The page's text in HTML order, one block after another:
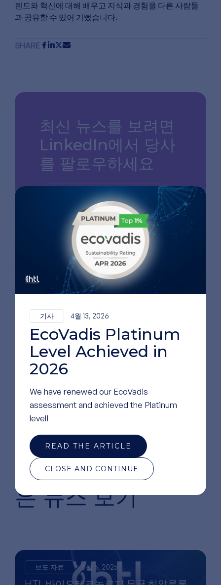
기사 4월 13, 2026
EcoVadis Platinum
Level Achieved in
2026
We have renewed our EcoVadis
assessment and achieved the Platinum
level!
READ THE ARTICLE
CLOSE AND CONTINUE
렌드와 혁신에 대해 배우고 지식과 경험을 다른 사람들
과 공유할 수 있어 기뻤습니다.
SHARE
최신 뉴스를 보려면
LinkedIn에서 당사
를 팔로우하세요
LINKEDIN 페이지로 이동
당사에 대한
더 많
은 뉴스 보기
보도 자료 6월 5, 2025